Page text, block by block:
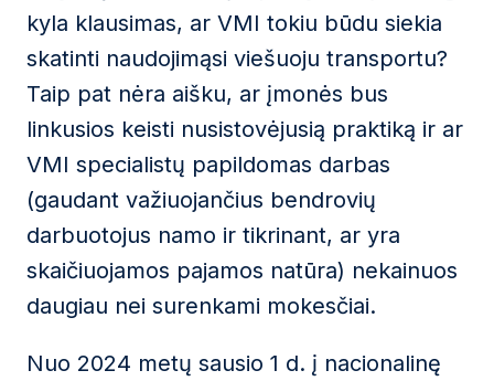
kyla klausimas, ar VMI tokiu būdu siekia
skatinti naudojimąsi viešuoju transportu?
Taip pat nėra aišku, ar įmonės bus
linkusios keisti nusistovėjusią praktiką ir ar
VMI specialistų papildomas darbas
(gaudant važiuojančius bendrovių
darbuotojus namo ir tikrinant, ar yra
skaičiuojamos pajamos natūra) nekainuos
daugiau nei surenkami mokesčiai.
Nuo 2024 metų sausio 1 d. į nacionalinę